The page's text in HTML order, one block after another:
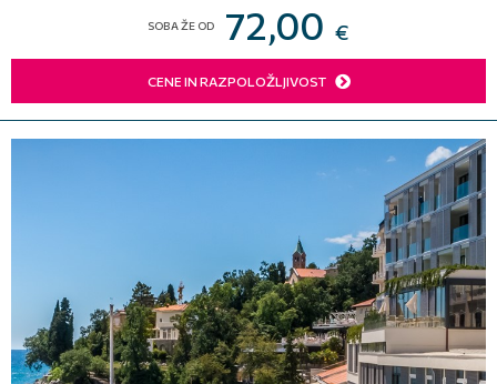
SOBA ŽE OD 72,00 €
CENE IN RAZPOLOŽLJIVOST